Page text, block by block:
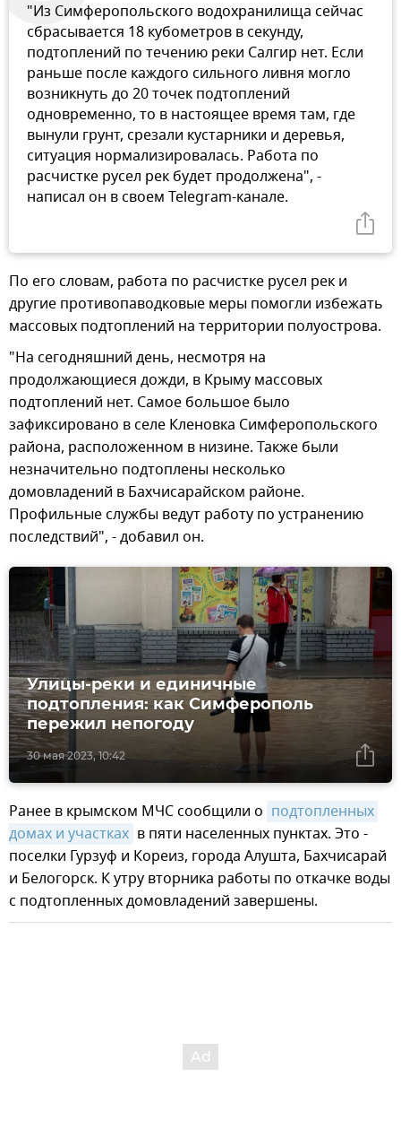
"Из Симферопольского водохранилища сейчас
сбрасывается 18 кубометров в секунду,
подтоплений по течению реки Салгир нет. Если
раньше после каждого сильного ливня могло
возникнуть до 20 точек подтоплений
одновременно, то в настоящее время там, где
вынули грунт, срезали кустарники и деревья,
ситуация нормализировалась. Работа по
расчистке русел рек будет продолжена", -
написал он в своем Telegram-канале.
По его словам, работа по расчистке русел рек и
другие противопаводковые меры помогли избежать
массовых подтоплений на территории полуострова.
"На сегодняшний день, несмотря на
продолжающиеся дожди, в Крыму массовых
подтоплений нет. Самое большое было
зафиксировано в селе Кленовка Симферопольского
района, расположенном в низине. Также были
незначительно подтоплены несколько
домовладений в Бахчисарайском районе.
Профильные службы ведут работу по устранению
последствий", - добавил он.
30 мая 2023, 10:42
Улицы-реки и единичные
подтопления: как Симферополь
пережил непогоду
Ранее в крымском МЧС сообщили о подтопленных
домах и участках в пяти населенных пунктах. Это -
поселки Гурзуф и Кореиз, города Алушта, Бахчисарай
и Белогорск. К утру вторника работы по откачке воды
с подтопленных домовладений завершены.